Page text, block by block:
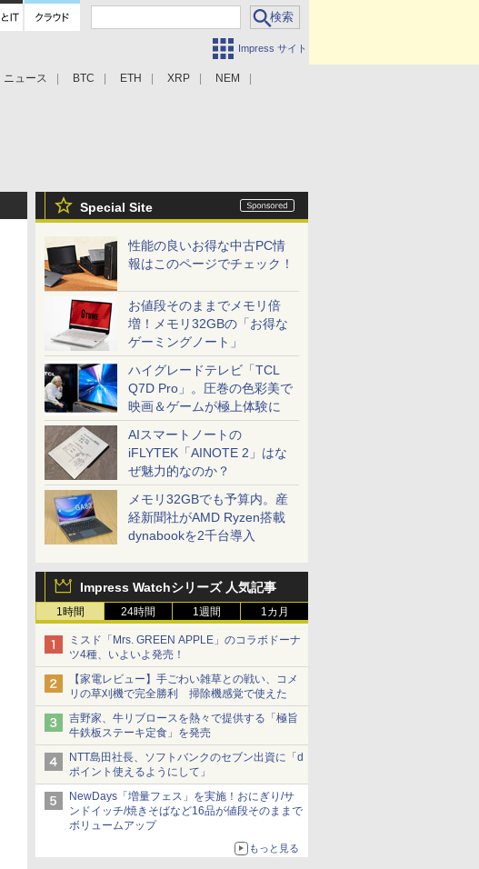
Impress サイト
ニュース BTC ETH XRP
NEM
Special Site
性能の良いお得な中古PC情
報はこのページでチェック！
お値段そのままでメモリ倍
増！メモリ32GBの「お得な
ゲーミングノート」
ハイグレードテレビ「TCL
Q7D Pro」。圧巻の色彩美で
映画＆ゲームが極上体験に
AIスマートノートの
iFLYTEK「AINOTE 2」はな
ぜ魅力的なのか？
メモリ32GBでも予算内。産
経新聞社がAMD Ryzen搭載
dynabookを2千台導入
Impress Watchシリーズ 人気記事
1時間 24時間 1週間 1カ月
ミスド「Mrs. GREEN APPLE」のコラボドーナ
ツ4種、いよいよ発売！
【家電レビュー】手ごわい雑草との戦い、コメ
リの草刈機で完全勝利 掃除機感覚で使えた
吉野家、牛リブロースを熱々で提供する「極旨
牛鉄板ステーキ定食」を発売
NTT島田社長、ソフトバンクのセブン出資に「d
ポイント使えるようにして」
NewDays「増量フェス」を実施！おにぎり/サ
ンドイッチ/焼きそばなど16品が値段そのままで
ボリュームアップ
もっと見る